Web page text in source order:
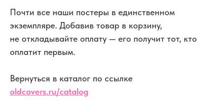
Почти все наши постеры в единственном
экземпляре. Добавив товар в корзину,
не откладывайте оплату — его получит тот, кто
оплатит первым.
Вернуться в каталог по ссылке
oldcovers.ru/catalog